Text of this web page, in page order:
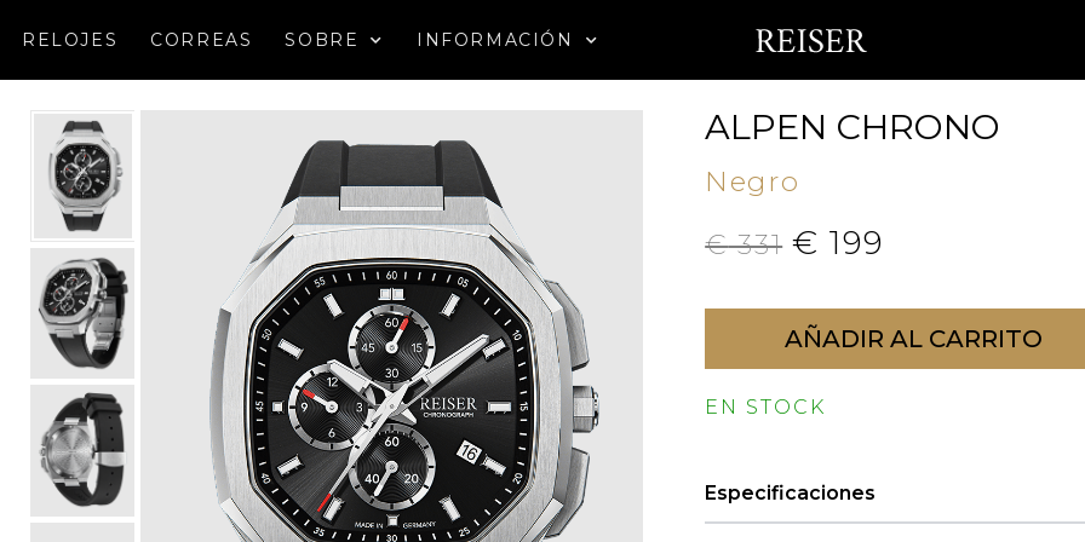
RELOJES CORREAS SOBRE INFORMACIÓN
ALPEN CHRONO
Negro
€331 € 199
AÑADIR AL CARRITO
EN STOCK
Especificaciones